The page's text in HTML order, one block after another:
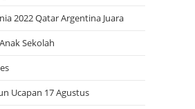
2022 Qatar Argentina Juara
Sekolah
Ucapan 17 Agustus